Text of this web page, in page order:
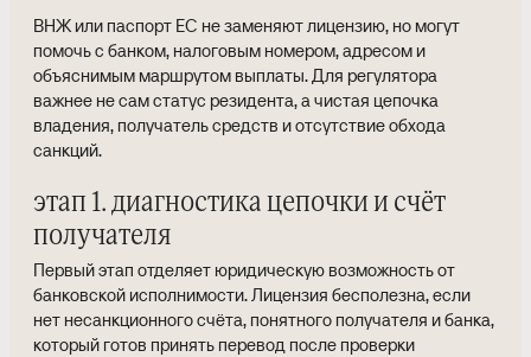
ВНЖ или паспорт ЕС не заменяют лицензию, но могут
помочь с банком, налоговым номером, адресом и
объяснимым маршрутом выплаты. Для регулятора
важнее не сам статус резидента, а чистая цепочка
владения, получатель средств и отсутствие обхода
санкций.
этап 1. диагностика цепочки и счёт
получателя
Первый этап отделяет юридическую возможность от
банковской исполнимости. Лицензия бесполезна, если
нет несанкционного счёта, понятного получателя и банка,
который готов принять перевод после проверки